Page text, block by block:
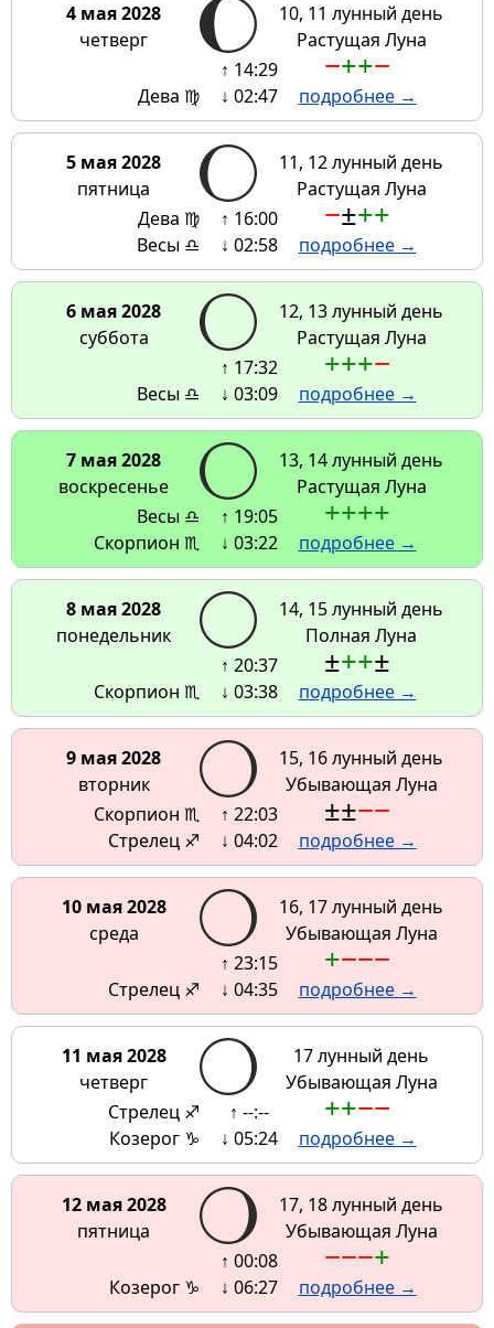
4 мая 2028
четверг
10, 11 лунный день
Растущая Луна
Дева ♍
↑ 14:29
↓ 02:47
−++−
подробнее →
5 мая 2028
пятница
11, 12 лунный день
Растущая Луна
Дева ♍
Весы ♎
↑ 16:00
↓ 02:58
−±++
подробнее →
6 мая 2028
суббота
12, 13 лунный день
Растущая Луна
Весы ♎
↑ 17:32
↓ 03:09
+++−
подробнее →
7 мая 2028
воскресенье
13, 14 лунный день
Растущая Луна
Весы ♎
Скорпион ♏
↑ 19:05
↓ 03:22
++++
подробнее →
8 мая 2028
понедельник
14, 15 лунный день
Полная Луна
Скорпион ♏
↑ 20:37
↓ 03:38
±++±
подробнее →
9 мая 2028
вторник
15, 16 лунный день
Убывающая Луна
Скорпион ♏
Стрелец ♐
↑ 22:03
↓ 04:02
±±−−
подробнее →
10 мая 2028
среда
16, 17 лунный день
Убывающая Луна
Стрелец ♐
↑ 23:15
↓ 04:35
+−−−
подробнее →
11 мая 2028
четверг
17 лунный день
Убывающая Луна
Стрелец ♐
Козерог ♑
↑ --:--
↓ 05:24
++−−
подробнее →
12 мая 2028
пятница
17, 18 лунный день
Убывающая Луна
Козерог ♑
↑ 00:08
↓ 06:27
−−−+
подробнее →